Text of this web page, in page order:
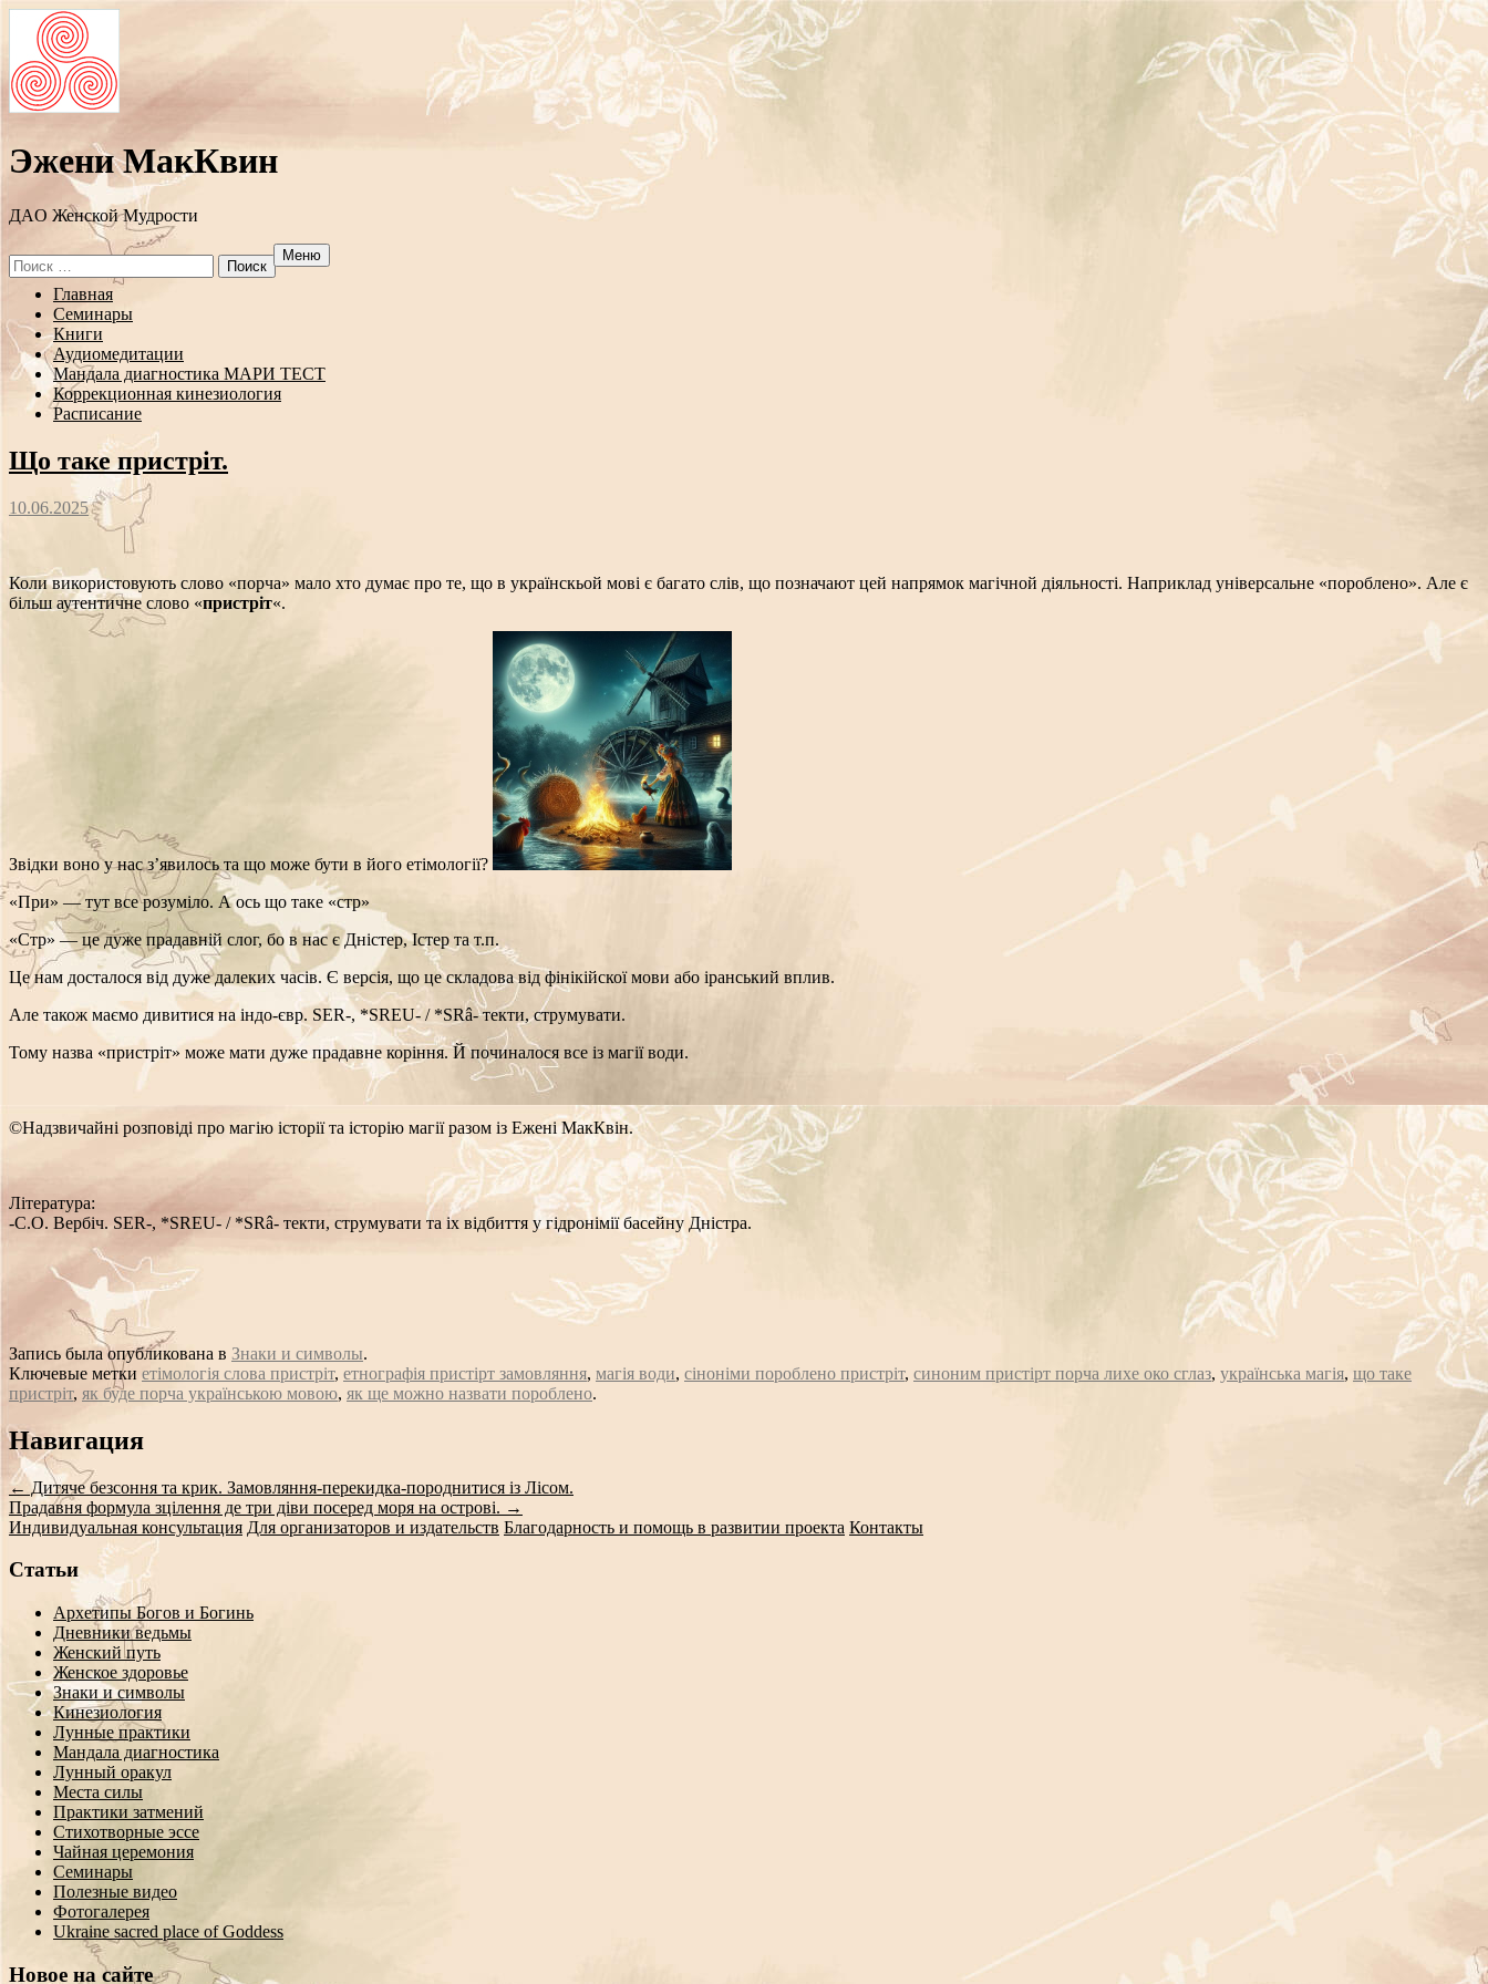
Эжени МакКвин
ДAO Женской Мудрости
Search
for:
Меню
Перейти
содержанию
Главная
Семинары
Книги
Аудиомедитации
Мандала диагностика МАРИ ТЕСТ
Коррекционная кинезиология
Расписание
Що таке пристріт.
10.06.2025
Коли використовують слово «порча» мало хто думає про те, що в українскьой мові є багато слів, що позначают цей напрямок магічной діяльності. Наприклад універсальне «пороблено». Але є
більш аутентичне слово «пристріт«.
Звідки воно у нас з’явилось та що може бути в його етімології?
«При» — тут все розуміло. А ось що таке «стр»
«Стр» — це дуже прадавній слог, бо в нас є Дністер, Істер та т.п.
Це нам досталося від дуже далеких часів. Є версія, що це складова від фінікійскої мови або іранський вплив.
Але також маємо дивитися на індо-євр. SER-, *SREU- / *SRâ- текти, струмувати.
Тому назва «пристріт» може мати дуже прадавне коріння. Й починалося все із магії води.
©Надзвичайні розповіді про магію історії та історію магії разом із Ежені МакКвін.
Література:
-С.О. Вербіч. SER-, *SREU- / *SRâ- текти, струмувати та іх відбиття у гідронімії басейну Дністра.
Запись была опубликована в Знаки и символы.
Ключевые метки етімологія слова пристріт, етнографія пристірт замовляння, магія води, сіноніми пороблено пристріт, синоним пристірт порча лихе око сглаз, українська магія, що таке
пристріт, як буде порча українською мовою, як ще можно назвати пороблено.
Сообщение
навигации
Навигация
← Дитяче безсоння та крик. Замовляння-перекидка-породнитися із Лісом.
Прадавня формула зцілення де три діви посеред моря на острові. →
Индивидуальная консультация Для организаторов и издательств Благодарность и помощь в развитии проекта Контакты
Статьи
Архетипы Богов и Богинь
Дневники ведьмы
Женский путь
Женское здоровье
Знаки и символы
Кинезиология
Лунные практики
Мандала диагностика
Лунный оракул
Места силы
Практики затмений
Стихотворные эссе
Чайная церемония
Семинары
Полезные видео
Фотогалерея
Ukraine sacred place of Goddess
Новое на сайте